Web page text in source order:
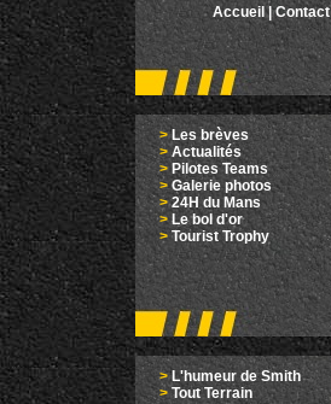
Accueil |Contact
>Les brèves
> Actualités
> Pilotes Teams
>Galerie photos
>24H du Mans
>Le bol d'or
> Tourist Trophy
>L'humeur de Smith
> Tout Terrain